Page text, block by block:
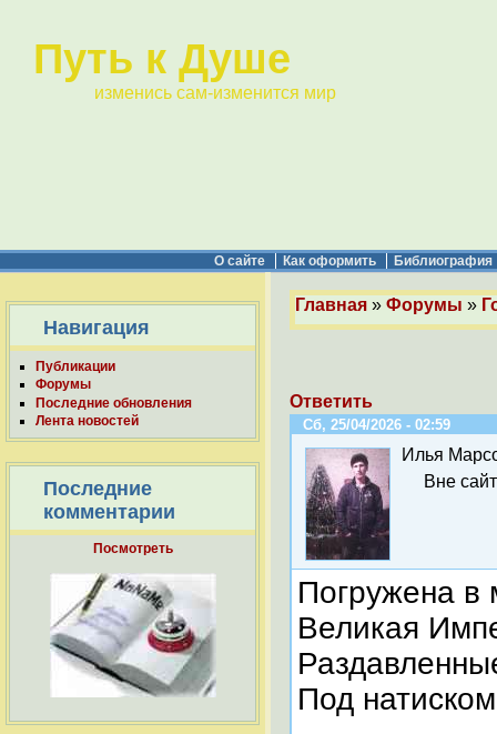
Путь к Душе
изменись сам-изменится мир
О сайте Как оформить Библиография
Навигация
Публикации
Форумы
Последние обновления
Лента новостей
Последние
комментарии
Посмотреть
Главная » Форумы »
Ответить
Сб, 25/04/2026 - 02:59
Илья
Вне
Погружена в
Великая
Под